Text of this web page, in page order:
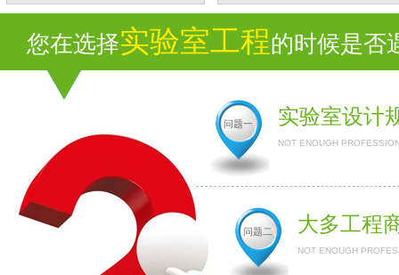
您在选择实验室工程的时候是否遇
问题一 实验室设计
NOT ENOUGH
问题二 大多工程
NOT ENOUGH